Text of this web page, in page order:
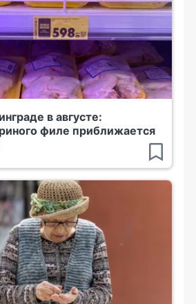
в августе:
филе приближается